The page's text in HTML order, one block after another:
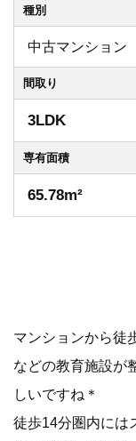
種別
中古マンション
間取り
3LDK
専有面積
65.78m²
マンションから徒
などの教育施設が
しいですね＊
徒歩14分圏内には